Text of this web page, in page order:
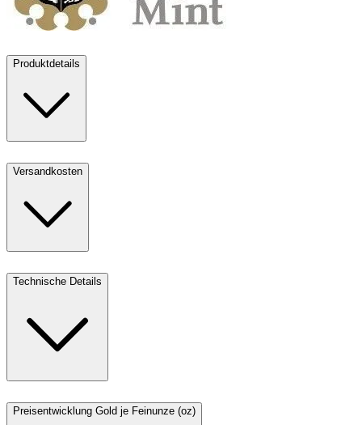
Produktdetails
Versandkosten
Technische Details
Preisentwicklung Gold je Feinunze (oz)